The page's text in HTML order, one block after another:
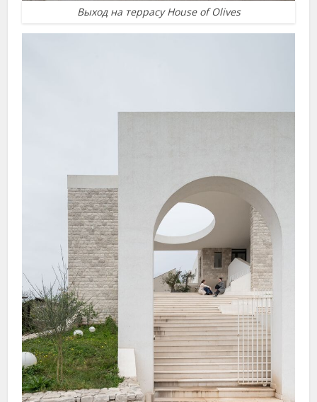
Выход на террасу House of Olives